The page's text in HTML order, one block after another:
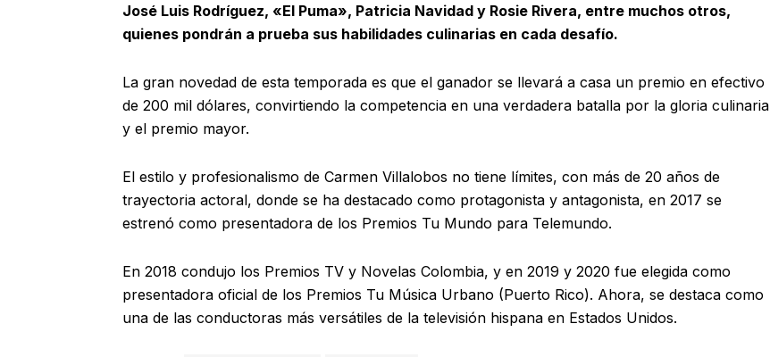
José Luis Rodríguez, «El Puma», Patricia Navidad y Rosie Rivera, entre muchos otros,
quienes pondrán a prueba sus habilidades culinarias en cada desafío.
La gran novedad de esta temporada es que el ganador se llevará a casa un premio en efectivo
de 200 mil dólares, convirtiendo la competencia en una verdadera batalla por la gloria culinaria
y el premio mayor.
El estilo y profesionalismo de Carmen Villalobos no tiene límites, con más de 20 años de
trayectoria actoral, donde se ha destacado como protagonista y antagonista, en 2017 se
estrenó como presentadora de los Premios Tu Mundo para Telemundo.
En 2018 condujo los Premios TV y Novelas Colombia, y en 2019 y 2020 fue elegida como
presentadora oficial de los Premios Tu Música Urbano (Puerto Rico). Ahora, se destaca como
una de las conductoras más versátiles de la televisión hispana en Estados Unidos.